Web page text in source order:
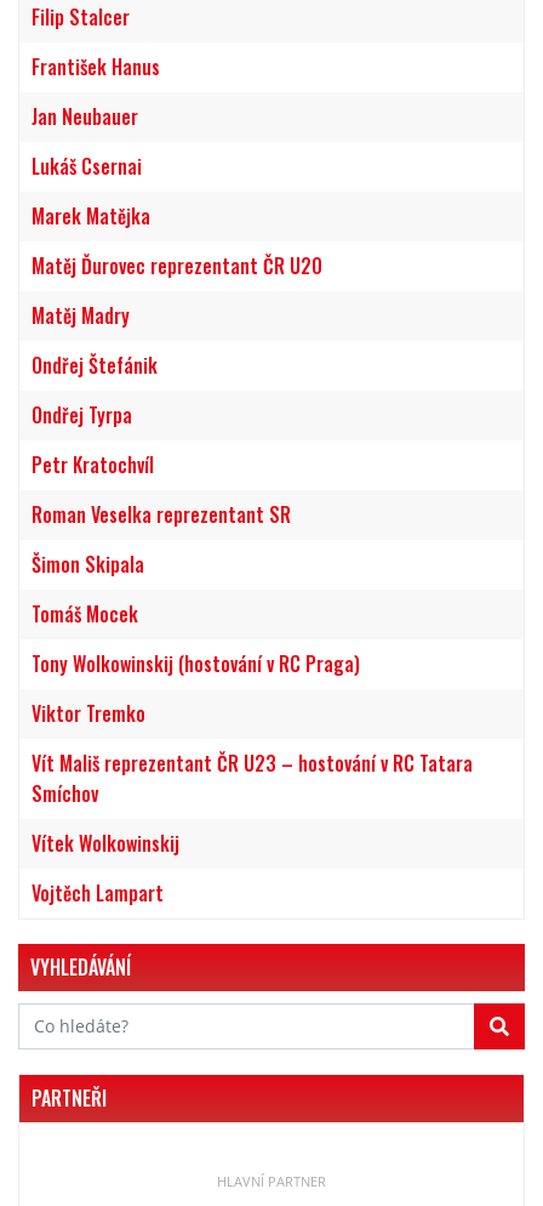
PARTNEŘI
HLAVNÍ PARTNER
Filip Stalcer
František Hanus
Jan Neubauer
Lukáš Csernai
Marek Matějka
Matěj Ďurovec reprezentant ČR U20
Matěj Madry
Ondřej Štefánik
Ondřej Tyrpa
Petr Kratochvíl
Roman Veselka reprezentant SR
Šimon Skipala
Tomáš Mocek
Tony Wolkowinskij (hostování v RC Praga)
Viktor Tremko
Vít Mališ reprezentant ČR U23 – hostování v RC Tatara
Smíchov
Vítek Wolkowinskij
Vojtěch Lampart
VYHLEDÁVÁNÍ